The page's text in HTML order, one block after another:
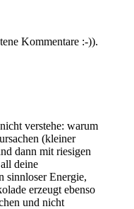
Kommentare :-)).
verstehe: warum
(kleiner
dann mit riesigen
deine
sinnloser Energie,
erzeugt ebenso
und nicht